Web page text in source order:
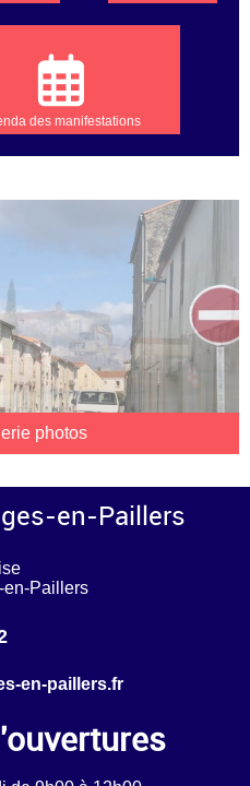
des manifestations
photos
en-Paillers
en-Paillers
en-paillers.fr